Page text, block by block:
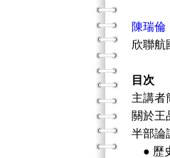
陳瑞倫
欣聯航
目次
主講者
關於王
半部論
● 歷